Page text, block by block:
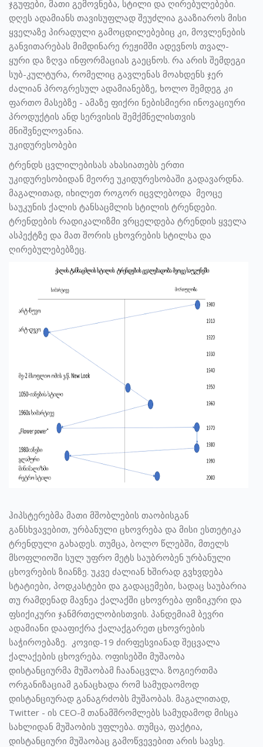
ჯგუფები, მათი გემოვნება, სტილი და ღირებულებები.
დღეს ადამიანს თავისუფლად შეუძლია გააზიაროს მისი
ყველაზე პირადული გამოცდილებებიც კი, მოვლენების
განვითარებას მიმდინარე რეჟიმში ადევნოს თვალ-
ყური და ზღვა ინფორმაციას გაეცნოს. რა არის შემდეგი
სუბ-კულტურა, რომელიც გავლენას მოახდენს ჯერ
ძალიან პროგრესულ ადამიანებზე, ხოლო შემდეგ კი
ფართო მასებზე - ამაზე ფიქრი ნებისმიერი ინოვაციური
პროდუქტის ანდ სერვისის შემქმნელისთვის
მნიშვნელოვანია.
უკიდურესობები
ტრენდს ცვლილებისას ახასიათებს ერთი
უკიდურესობიდან მეორე უკიდურესობაში გადავარდნა.
მაგალითად, იხილეთ როგორ იცვლებოდა მეოცე
საუკუნის ქალის ტანსაცმლის სტილის ტრენდები.
ტრენდების რადიკალიზმი ვრცელდება ტრენდის ყველა
ასპექტზე და მათ შორის ცხოვრების სტილსა და
ღირებულებებზეც.
ჰიპსტერებმა მათი მშობლების თაობისგან
განსხვავებით, ურბანული ცხოვრება და მისი ესთეტიკა
ტრენდული გახადეს. თუმცა, ბოლო წლებში, მთელს
მსოფლიოში სულ უფრო მეტს საუბრობენ ურბანული
ცხოვრების ზიანზე. უკვე ძალიან ხშირად გვხვდება
სტატიები, პოდკასტები და გადაცემები, სადაც საუბარია
თუ რამდენად მავნეა ქალაქში ცხოვრება ფიზიკური და
ფსიქიკური ჯანმრთელობისთვის. პანდემიამ ბევრი
ადამიანი დააფიქრა ქალაქგარეთ ცხოვრების
საჭიროებაზე. კოვიდ-19 ძირფესვიანად შეცვალა
ქალაქების ცხოვრება. ოფისებში მუშაობა
დისტანციურმა მუშაობამ ჩაანაცვლა. ზოგიერთმა
ორგანიზაციამ განაცხადა რომ სამუდაომოდ
დისტანციურად განაგრძობს მუშაობას. მაგალითად,
Twitter - ის CEO-მ თანამშრომლებს სამუდამოდ მისცა
სახლიდან მუშაობის უფლება. თუმცა, ფაქტია,
დისტანციური მუშაობაც გამოწვევებით არის სავსე.